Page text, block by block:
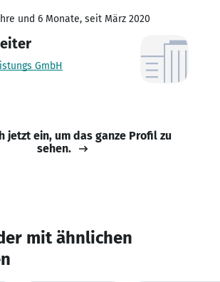
und 6 Monate, seit März 2020
GmbH
jetzt ein, um das ganze Profil zu
sehen.
mit ähnlichen